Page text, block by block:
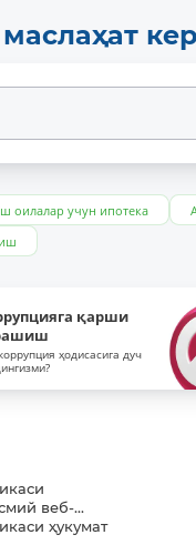
оилалар учун ипотека
қарши
ҳодисасига дуч
веб-...
ҳукумат